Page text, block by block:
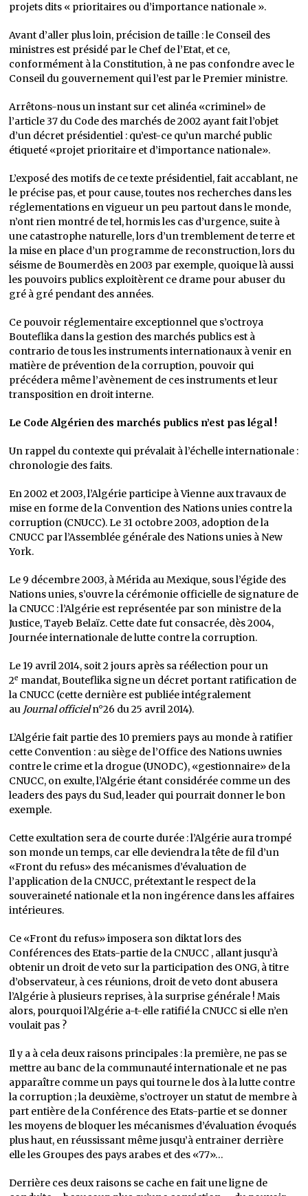
projets dits « prioritaires ou d’importance nationale ».
Avant d’aller plus loin, précision de taille : le Conseil des
ministres est présidé par le Chef de l’Etat, et ce,
conformément à la Constitution, à ne pas confondre avec le
Conseil du gouvernement qui l’est par le Premier ministre.
Arrêtons-nous un instant sur cet alinéa «criminel» de
l’article 37 du Code des marchés de 2002 ayant fait l’objet
d’un décret présidentiel : qu’est-ce qu’un marché public
étiqueté «projet prioritaire et d’importance nationale».
L’exposé des motifs de ce texte présidentiel, fait accablant, ne
le précise pas, et pour cause, toutes nos recherches dans les
réglementations en vigueur un peu partout dans le monde,
n’ont rien montré de tel, hormis les cas d’urgence, suite à
une catastrophe naturelle, lors d’un tremblement de terre et
la mise en place d’un programme de reconstruction, lors du
séisme de Boumerdès en 2003 par exemple, quoique là aussi
les pouvoirs publics exploitèrent ce drame pour abuser du
gré à gré pendant des années.
Ce pouvoir réglementaire exceptionnel que s’octroya
Bouteflika dans la gestion des marchés publics est à
contrario de tous les instruments internationaux à venir en
matière de prévention de la corruption, pouvoir qui
précédera même l’avènement de ces instruments et leur
transposition en droit interne.
Le Code Algérien des marchés publics n’est pas légal !
Un rappel du contexte qui prévalait à l’échelle internationale :
chronologie des faits.
En 2002 et 2003, l’Algérie participe à Vienne aux travaux de
mise en forme de la Convention des Nations unies contre la
corruption (CNUCC). Le 31 octobre 2003, adoption de la
CNUCC par l’Assemblée générale des Nations unies à New
York.
Le 9 décembre 2003, à Mérida au Mexique, sous l’égide des
Nations unies, s’ouvre la cérémonie officielle de signature de
la CNUCC : l’Algérie est représentée par son ministre de la
Justice, Tayeb Belaïz. Cette date fut consacrée, dès 2004,
Journée internationale de lutte contre la corruption.
Le 19 avril 2014, soit 2 jours après sa réélection pour un
2e mandat, Bouteflika signe un décret portant ratification de
la CNUCC (cette dernière est publiée intégralement
au Journal officieln°26 du 25 avril 2014).
L’Algérie fait partie des 10 premiers pays au monde à ratifier
cette Convention : au siège de l’Office des Nations uwnies
contre le crime et la drogue (UNODC), «gestionnaire» de la
CNUCC, on exulte, l’Algérie étant considérée comme un des
leaders des pays du Sud, leader qui pourrait donner le bon
exemple.
Cette exultation sera de courte durée : l’Algérie aura trompé
son monde un temps, car elle deviendra la tête de fil d’un
«Front du refus» des mécanismes d’évaluation de
l’application de la CNUCC, prétextant le respect de la
souveraineté nationale et la non ingérence dans les affaires
intérieures.
Ce «Front du refus» imposera son diktat lors des
Conférences des Etats-partie de la CNUCC , allant jusqu’à
obtenir un droit de veto sur la participation des ONG, à titre
d’observateur, à ces réunions, droit de veto dont abusera
l’Algérie à plusieurs reprises, à la surprise générale ! Mais
alors, pourquoi l’Algérie a-t-elle ratifié la CNUCC si elle n’en
voulait pas ?
Il y a à cela deux raisons principales : la première, ne pas se
mettre au banc de la communauté internationale et ne pas
apparaître comme un pays qui tourne le dos à la lutte contre
la corruption ; la deuxième, s’octroyer un statut de membre à
part entière de la Conférence des Etats-partie et se donner
les moyens de bloquer les mécanismes d’évaluation évoqués
plus haut, en réussissant même jusqu’à entrainer derrière
elle les Groupes des pays arabes et des «77»…
Derrière ces deux raisons se cache en fait une ligne de